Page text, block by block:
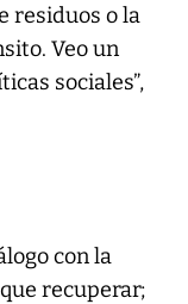
residuos o la
Veo un
sociales”,
con la
recuperar;